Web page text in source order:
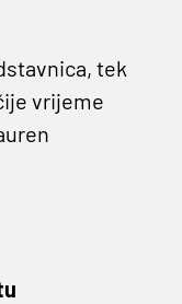
tek
vrijeme